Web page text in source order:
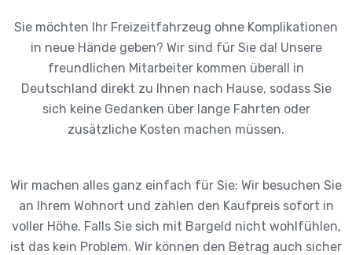
Sie möchten Ihr Freizeitfahrzeug ohne Komplikationen
in neue Hände geben? Wir sind für Sie da! Unsere
freundlichen Mitarbeiter kommen überall in
Deutschland direkt zu Ihnen nach Hause, sodass Sie
sich keine Gedanken über lange Fahrten oder
zusätzliche Kosten machen müssen.
Wir machen alles ganz einfach für Sie: Wir besuchen Sie
an Ihrem Wohnort und zahlen den Kaufpreis sofort in
voller Höhe. Falls Sie sich mit Bargeld nicht wohlfühlen,
ist das kein Problem. Wir können den Betrag auch sicher